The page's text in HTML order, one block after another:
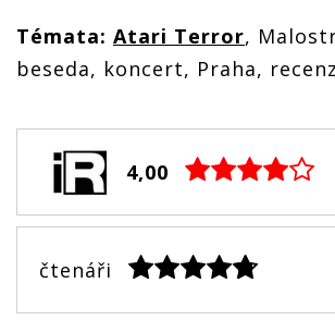
Témata: Atari Terror,
beseda, koncert, Praha,
4,00
čtenáři